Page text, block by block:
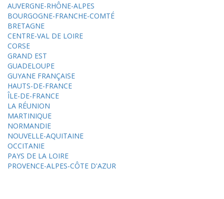
AUVERGNE-RHÔNE-ALPES
BOURGOGNE-FRANCHE-COMTÉ
BRETAGNE
CENTRE-VAL DE LOIRE
CORSE
GRAND EST
GUADELOUPE
GUYANE FRANÇAISE
HAUTS-DE-FRANCE
ÎLE-DE-FRANCE
LA RÉUNION
MARTINIQUE
NORMANDIE
NOUVELLE-AQUITAINE
OCCITANIE
PAYS DE LA LOIRE
PROVENCE-ALPES-CÔTE D'AZUR